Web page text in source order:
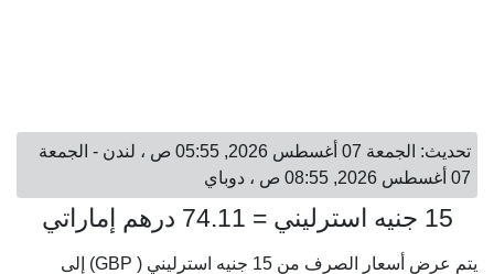
تحديث: الجمعة 07 أغسطس 2026, 05:55 ص ، لندن - الجمعة
07 أغسطس 2026, 08:55 ص ، دوباي
15 جنيه استرليني = 74.11 درهم إماراتي
يتم عرض أسعار الصرف من 15 جنيه استرليني ( GBP) إلى